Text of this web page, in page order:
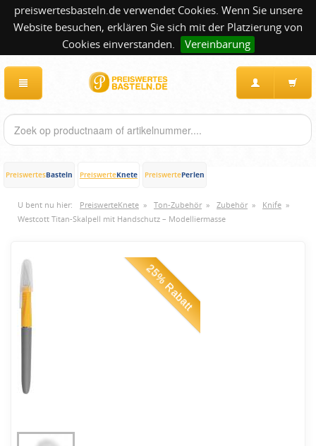
preiswertesbasteln.de verwendet Cookies. Wenn Sie unsere
Website besuchen, erklären Sie sich mit der Platzierung von
Cookies einverstanden.
Vereinbarung
PreiswertesBasteln PreiswerteKnete PreiswertePerlen
U bent nu hier: PreiswerteKnete » Ton-Zubehör» Zubehör» Knife »
Westcott Titan-Skalpell mit Handschutz – Modelliermasse
25% Rabatt